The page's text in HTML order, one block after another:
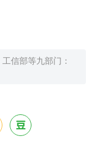
工信部等九部门：
